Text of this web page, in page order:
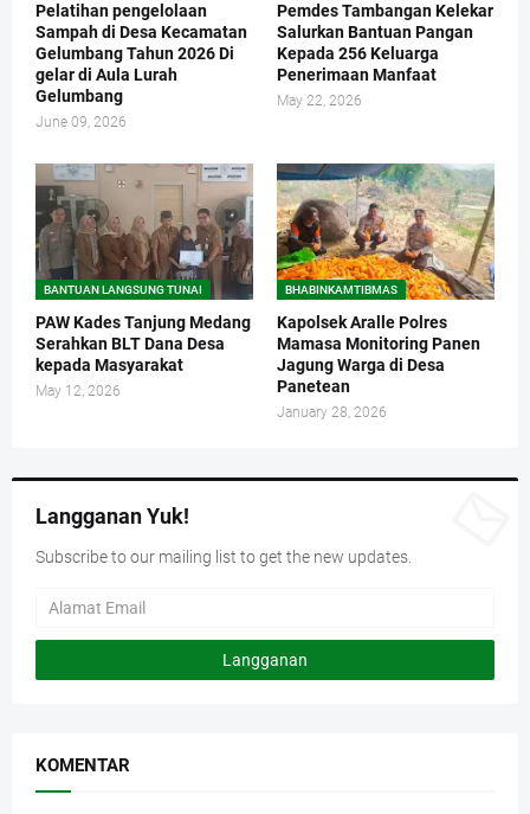
Pelatihan pengelolaan
Sampah di Desa Kecamatan
Gelumbang Tahun 2026 Di
gelar di Aula Lurah
Gelumbang
June 09, 2026
Pemdes Tambangan Kelekar
Salurkan Bantuan Pangan
Kepada 256 Keluarga
Penerimaan Manfaat
May 22, 2026
BANTUAN LANGSUNG TUNAI
PAW Kades Tanjung Medang
Serahkan BLT Dana Desa
kepada Masyarakat
May 12, 2026
BHABINKAMTIBMAS
Kapolsek Aralle Polres
Mamasa Monitoring Panen
Jagung Warga di Desa
Panetean
January 28, 2026
Langganan Yuk!
Subscribe to our mailing list to get the new updates.
KOMENTAR